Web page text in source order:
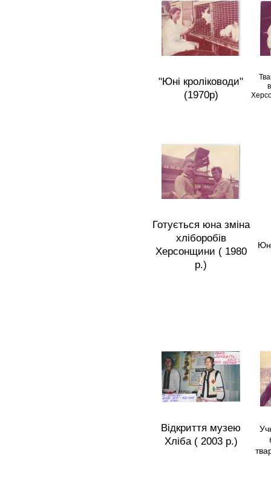
"Юні кроліководи"
(1970р)
Готується юна зміна
хліборобів
Херсонщини ( 1980
р.)
Відкриття музею
Хліба ( 2003 р.)